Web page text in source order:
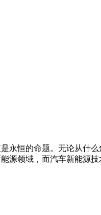
永恒的命题。无论从什
源领域，而汽车新能源